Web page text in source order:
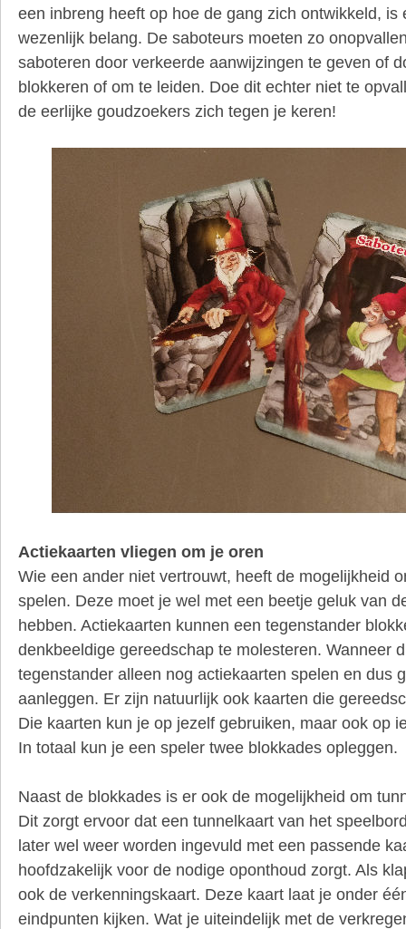
een inbreng heeft op hoe de gang zich ontwikkeld, is
wezenlijk belang. De saboteurs moeten zo
saboteren door verkeerde aanwijzingen te geven of
blokkeren of om te leiden. Doe dit echter niet te
de eerlijke goudzoekers zich tegen je keren!
Actiekaarten vliegen om je oren
Wie een ander niet vertrouwt, heeft de mogelijkheid
spelen. Deze moet je wel met een beetje geluk van
hebben. Actiekaarten kunnen een tegenstander
denkbeeldige gereedschap te molesteren. Wanneer
tegenstander alleen nog actiekaarten spelen en dus
aanleggen. Er zijn natuurlijk ook kaarten die
Die kaarten kun je op jezelf gebruiken, maar ook op
In totaal kun je een speler twee blokkades opleggen.
Naast de blokkades is er ook de mogelijkheid om
Dit zorgt ervoor dat een tunnelkaart van het
later wel weer worden ingevuld met een passende
hoofdzakelijk voor de nodige oponthoud zorgt. Als
ook de verkenningskaart. Deze kaart laat je onder
eindpunten kijken. Wat je uiteindelijk met de